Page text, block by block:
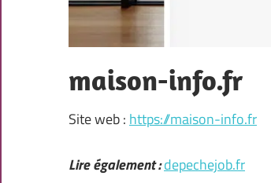
maison-info.fr
Site web :https://maison-info.fr
Lire également :depechejob.fr